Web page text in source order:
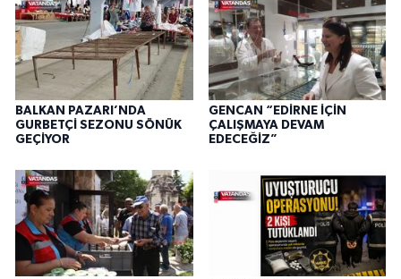
BALKAN PAZARI’NDA
GURBETÇİ SEZONU SÖNÜK
GEÇİYOR
GENCAN “EDİRNE İÇİN
ÇALIŞMAYA DEVAM
EDECEĞİZ”